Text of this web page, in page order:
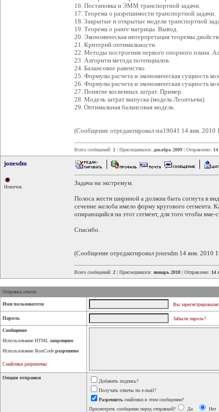
16. Постановка и ЭММ транспортной задачи.
17. Теорема о разрешимости транспортной задачи.
18. Закрытые и открытые модели транспортной
19. Теорема о ранге матрицы. Вывод.
20. Экономическая интерпретация теоремы
21. Критерий оптимальности.
22. Методы построения первого опорного плана.
23. Алгоритм метода потенциалов.
24. Балансовое равенство
25. Формулы расчета и экономическая сущность
26. Формулы расчета и экономическая сущность
27. Понятие косвенных затрат. Пример.
28. Модель затрат выпуска (модель Леонтьева)
29. Оптимальная балансовая модель.
(Сообщение отредактировал sta19041 14 янв. 2010
Всего сообщений: 2 | Присоединился: декабрь 2009 | Отправлено:
jonesdm
Новичок
Задача на экстремум.
Полоса жести шириной а должна быть согнута в
сечение желоба имело форму кругового сегмента.
опирающийся на этот сегмент, для того чтобы
Спасибо.
(Сообщение отредактировал jonesdm 14 янв. 2010
Всего сообщений: 2 | Присоединился: январь 2010 | Отправлено: 14
Отправка ответа:
Имя пользователя Вы
Пароль Забыли пароль?
Сообщение
Использование HTML запрещено
Использование IkonCode разрешено
Смайлики разрешены
Опции отправки
Добавить подпись?
Получать ответы по e-mail?
Разрешить смайлики в этом сообщении?
Просмотреть сообщение перед отправкой?
Да Нет